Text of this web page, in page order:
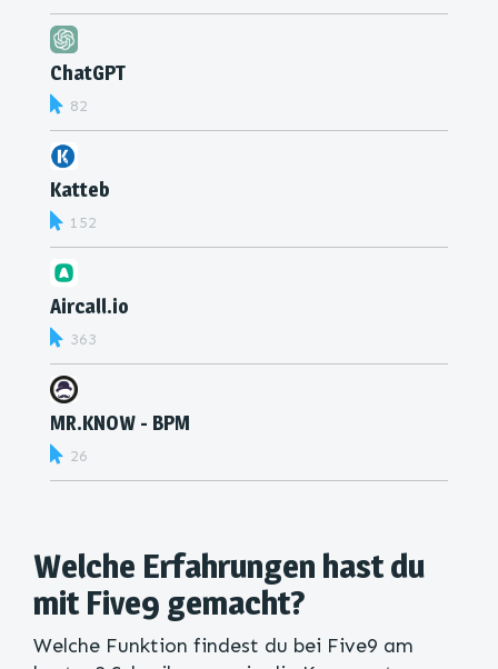
ChatGPT
82
Katteb
152
Aircall.io
363
MR.KNOW - BPM
26
Welche Erfahrungen hast du
mit Five9 gemacht?
Welche Funktion findest du bei Five9 am